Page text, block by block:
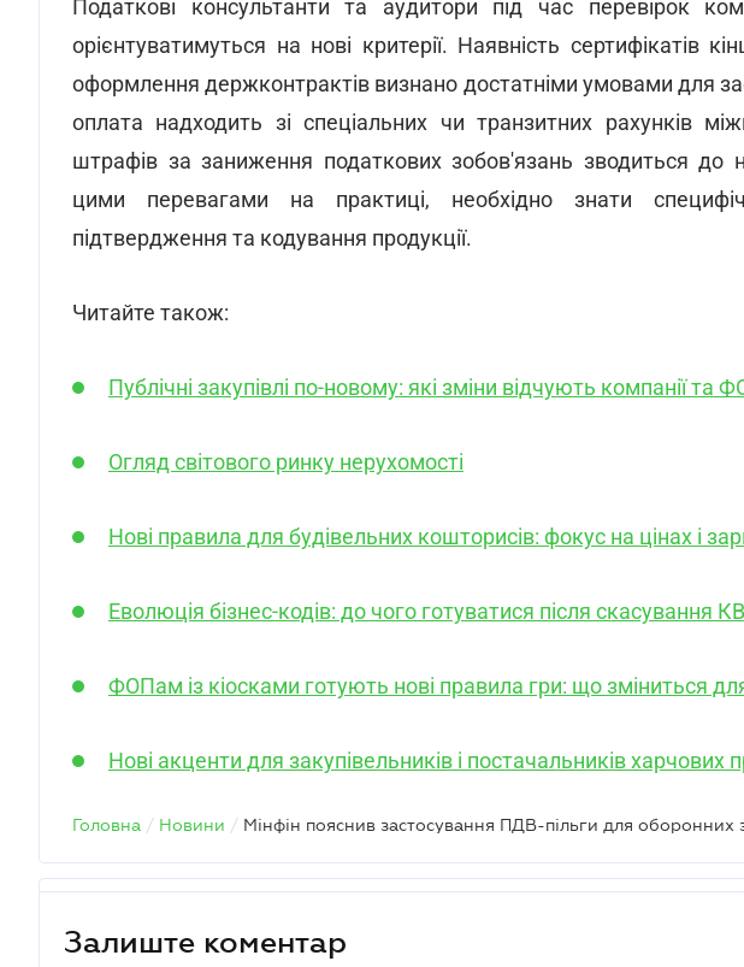
Податкові консультанти та аудитори під час перевірок
орієнтуватимуться на нові критерії. Наявність сертифікатів
оформлення держконтрактів визнано достатніми умовами для
оплата надходить зі спеціальних чи транзитних рахунків
штрафів за заниження податкових зобов'язань зводиться до
цими перевагами на практиці, необхідно знати
підтвердження та кодування продукції.
Читайте також:
Публічні закупівлі по-новому: які зміни відчують компанії та
Огляд світового ринку нерухомості
Нові правила для будівельних кошторисів: фокус на цінах і
Еволюція бізнес-кодів: до чого готуватися після скасування
ФОПам із кіосками готують нові правила гри: що зміниться
Нові акценти для закупівельників і постачальників харчових
Головна / Новини /
Залиште коментар